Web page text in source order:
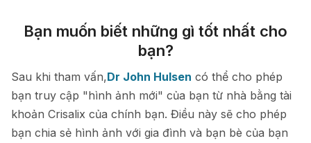
Bạn muốn biết những gì tốt nhất cho
bạn?
Sau khi tham vấn,Dr John Hulsen có thể cho phép
bạn truy cập "hình ảnh mới" của bạn từ nhà bằng tài
khoản Crisalix của chính bạn. Điều này sẽ cho phép
bạn chia sẻ hình ảnh với gia đình và bạn bè của bạn